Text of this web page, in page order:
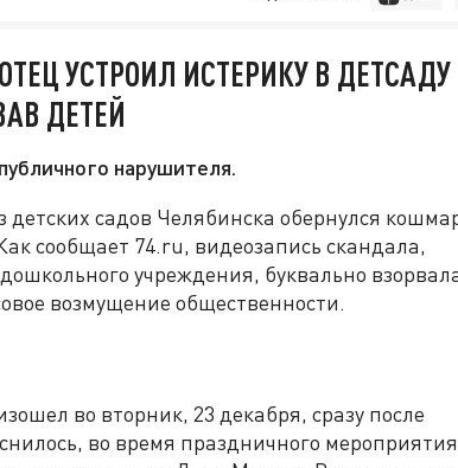
УСТРОИЛ ИСТЕРИКУ В ДЕТСАДУ
ДЕТЕЙ
нарушителя.
садов Челябинска обернулся
сообщает 74.ru, видеозапись скандала,
учреждения, буквально
возмущение общественности.
во вторник, 23 декабря, сразу после
во время праздничного